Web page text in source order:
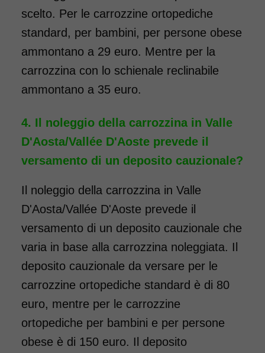
in tutta Italia: contattaci per
maggiori informazioni!
COSTO NOLEGGIO
da 69,00€
SCHEDA COMPLETA
Noleggio Carrozzina
pieghevole ad autospinta
- con reggigambe -
Seduta 55 cm - Obesi
scelto. Per le carrozzine ortopediche
standard, per bambini, per persone obese
ammontano a 29 euro. Mentre per la
carrozzina con lo schienale reclinabile
ammontano a 35 euro.
Il noleggio della carrozzina in Valle
D'Aosta/Vallée D'Aoste prevede il
versamento di un deposito cauzionale?
Il noleggio della carrozzina in Valle
D'Aosta/Vallée D'Aoste prevede il
versamento di un deposito cauzionale che
varia in base alla carrozzina noleggiata. Il
deposito cauzionale da versare per le
carrozzine ortopediche standard è di 80
euro, mentre per le carrozzine
ortopediche per bambini e per persone
obese è di 150 euro. Il deposito